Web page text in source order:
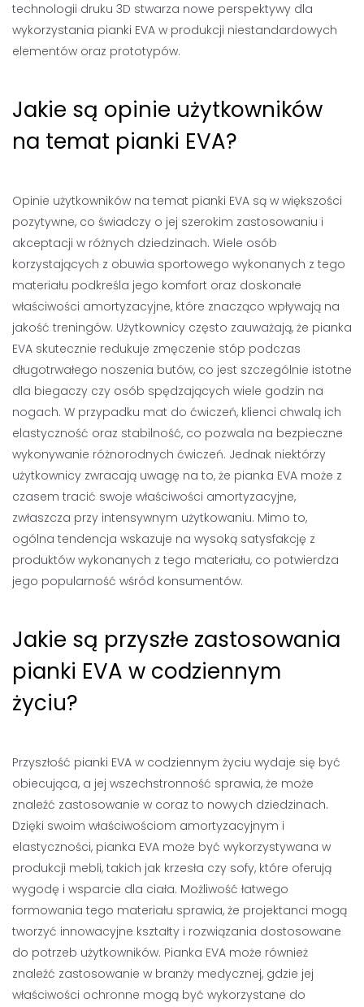
technologii druku 3D stwarza nowe perspektywy dla
wykorzystania pianki EVA w produkcji niestandardowych
elementów oraz prototypów.
Jakie są opinie użytkowników
na temat pianki EVA?
Opinie użytkowników na temat pianki EVA są w większości
pozytywne, co świadczy o jej szerokim zastosowaniu i
akceptacji w różnych dziedzinach. Wiele osób
korzystających z obuwia sportowego wykonanych z tego
materiału podkreśla jego komfort oraz doskonałe
właściwości amortyzacyjne, które znacząco wpływają na
jakość treningów. Użytkownicy często zauważają, że pianka
EVA skutecznie redukuje zmęczenie stóp podczas
długotrwałego noszenia butów, co jest szczególnie istotne
dla biegaczy czy osób spędzających wiele godzin na
nogach. W przypadku mat do ćwiczeń, klienci chwalą ich
elastyczność oraz stabilność, co pozwala na bezpieczne
wykonywanie różnorodnych ćwiczeń. Jednak niektórzy
użytkownicy zwracają uwagę na to, że pianka EVA może z
czasem tracić swoje właściwości amortyzacyjne,
zwłaszcza przy intensywnym użytkowaniu. Mimo to,
ogólna tendencja wskazuje na wysoką satysfakcję z
produktów wykonanych z tego materiału, co potwierdza
jego popularność wśród konsumentów.
Jakie są przyszłe zastosowania
pianki EVA w codziennym
życiu?
Przyszłość pianki EVA w codziennym życiu wydaje się być
obiecująca, a jej wszechstronność sprawia, że może
znaleźć zastosowanie w coraz to nowych dziedzinach.
Dzięki swoim właściwościom amortyzacyjnym i
elastyczności, pianka EVA może być wykorzystywana w
produkcji mebli, takich jak krzesła czy sofy, które oferują
wygodę i wsparcie dla ciała. Możliwość łatwego
formowania tego materiału sprawia, że projektanci mogą
tworzyć innowacyjne kształty i rozwiązania dostosowane
do potrzeb użytkowników. Pianka EVA może również
znaleźć zastosowanie w branży medycznej, gdzie jej
właściwości ochronne mogą być wykorzystane do